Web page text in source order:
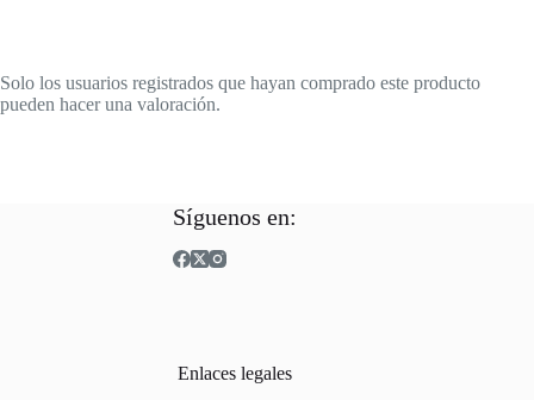
Solo los usuarios registrados que hayan comprado este producto
pueden hacer una valoración.
Síguenos en:
Enlaces legales